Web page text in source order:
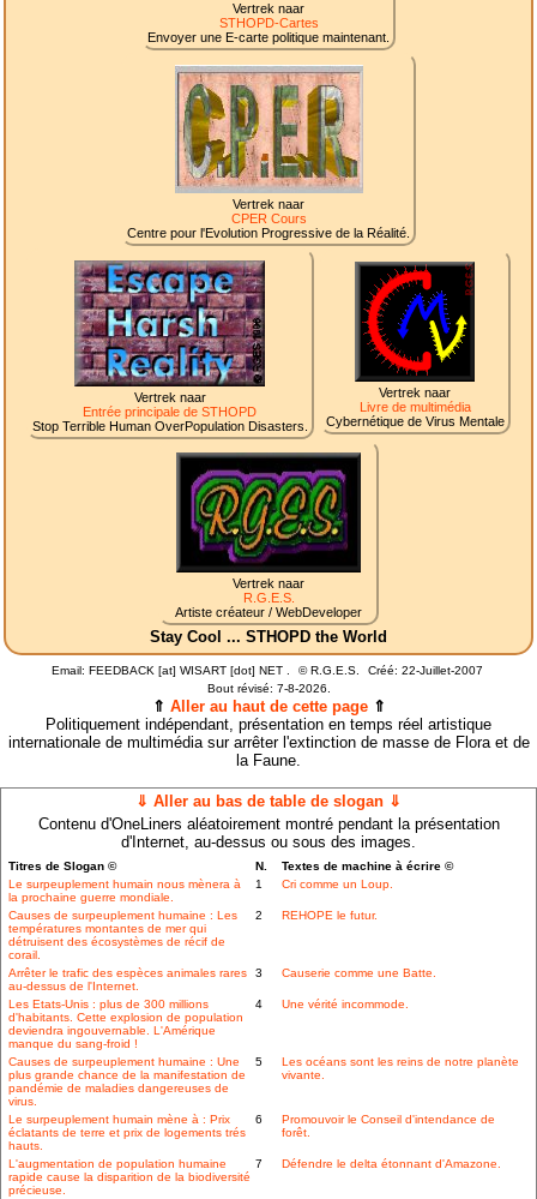
Vertrek naar
STHOPD-Cartes
Envoyer une E-carte politique maintenant.
Vertrek naar
CPER Cours
Centre pour l'Evolution Progressive de la Réalité.
Vertrek naar
Entrée principale de STHOPD
Stop Terrible Human OverPopulation Disasters.
Vertrek naar
Livre de multimédia
Cybernétique de Virus Mentale
Vertrek naar
R.G.E.S.
Artiste créateur / WebDeveloper
Stay Cool ... STHOPD the World
Email: FEEDBACK [at] WISART [dot] NET . ©R.G.E.S.
Créé: 22-Juillet-2007
Bout révisé: 7-8-2026.
⇑ Aller au haut de cette page⇑
Politiquement indépendant, présentation en temps réel artistique
internationale de multimédia sur arrêter l'extinction de masse de Flora et de
la Faune.
⇓ Aller au bas de table de slogan ⇓
Contenu d'OneLiners aléatoirement montré pendant la présentation
d'Internet, au-dessus ou sous des images.
Titres de Slogan © N.
Textes de machine à écrire ©
Le surpeuplement humain nous mènera à
la prochaine guerre mondiale.
1 Cri comme un Loup.
Causes de surpeuplement humaine : Les
températures montantes de mer qui
détruisent des écosystèmes de récif de
corail.
2 REHOPE le futur.
Arrêter le trafic des espèces animales rares
au-dessus de l'Internet.
3 Causerie comme une Batte.
Les Etats-Unis : plus de 300 millions
d'habitants. Cette explosion de population
deviendra ingouvernable. L'Amérique
manque du sang-froid !
4 Une vérité incommode.
Causes de surpeuplement humaine : Une
plus grande chance de la manifestation de
pandémie de maladies dangereuses de
virus.
5
Les océans sont les reins de notre planète
vivante.
Le surpeuplement humain mène à : Prix
éclatants de terre et prix de logements trés
hauts.
6
Promouvoir le Conseil d'intendance de
forêt.
L'augmentation de population humaine
rapide cause la disparition de la biodiversité
précieuse.
7 Défendre le delta étonnant d'Amazone.